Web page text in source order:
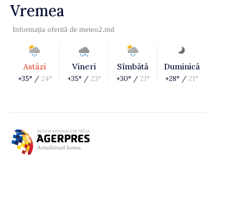
Vremea
Informația oferită de meteo2.md
Astăzi
+35° / 24°
Vineri
+35° / 23°
Sîmbătă
+30° / 21°
Duminică
+28° / 21°